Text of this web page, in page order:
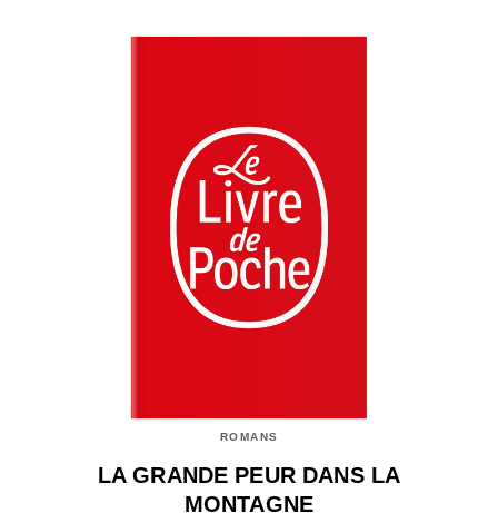
ROMANS
LA GRANDE PEUR DANS LA
MONTAGNE